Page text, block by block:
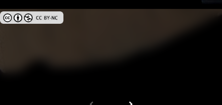
創用CC姓名標示-非商業性 3.0 台灣及其後版本(CC BY-NC 3.0 TW +)